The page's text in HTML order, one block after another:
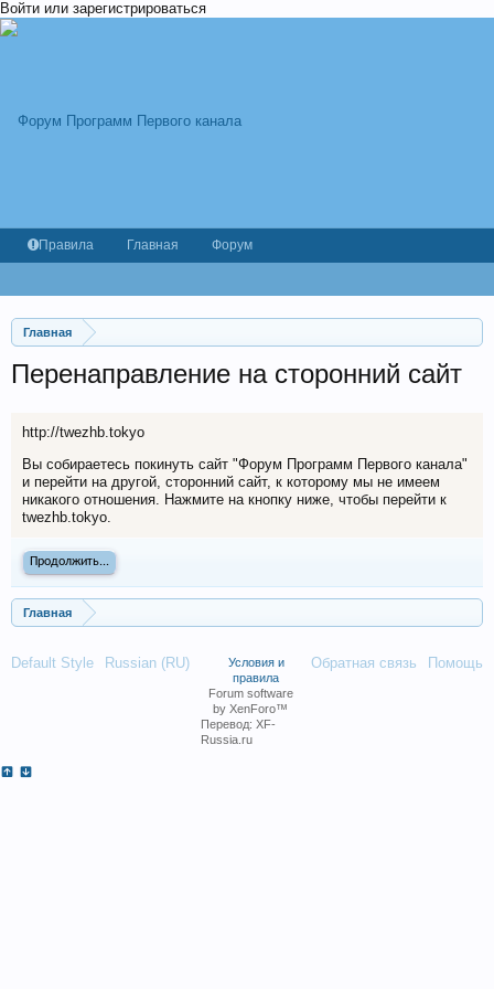
Войти или зарегистрироваться
Главная
Перенаправление на сторонний сайт
http://twezhb.tokyo
Вы собираетесь покинуть сайт "Форум Программ Первого канала"
и перейти на другой, сторонний сайт, к которому мы не имеем
никакого отношения. Нажмите на кнопку ниже, чтобы перейти к
twezhb.tokyo.
Продолжить...
Главная
Правила Главная Форум
Default Style Russian (RU) Обратная связь Помощь
Условия и
правила
Forum software
by XenForo™
Перевод: XF-
Russia.ru